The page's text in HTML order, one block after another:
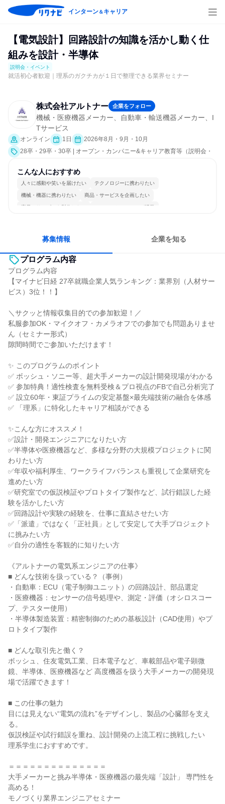
インターン＆キャリア
【電気設計】回路設計の知識を活かし動く仕
組みを設計・半導体
説明会・イベント
就活初心者歓迎｜理系のガクチカが１日で整理できる業界セミナー
株式会社アルトナー 企業をフォロー
機械・医療機器メーカー、自動車・輸送機器メーカー、I
Tサービス
オンライン 1日
2026年8月・9月・10月
28卒・29卒・30卒 | オープン・カンパニー&キャリア教育等（説明会・
こんな人におすすめ
人々に感動や笑いを届けたい テクノロジーに携わりたい
機械・機器に携わりたい 商品・サービスを企画したい
商品・サービスを製作したい コミュニケーションが活発
募集情報 企業を知る
プログラム内容
プログラム内容
【マイナビ日経 27卒就職企業人気ランキング：業界別（人材サー
ビス）3位！！】
＼サクッと情報収集目的での参加歓迎！／
私服参加OK・マイクオフ・カメラオフでの参加でも問題ありませ
ん（セミナー形式）
隙間時間でご参加いただけます！
✨ このプログラムのポイント
✅ ボッシュ・ソニー等、超大手メーカーの設計開発現場がわかる
✅ 参加特典！適性検査を無料受検＆プロ視点のFBで自己分析完了
✅ 設立60年・東証プライムの安定基盤×最先端技術の融合を体感
✅ 「理系」に特化したキャリア相談ができる
✨こんな方にオススメ！
✅設計・開発エンジニアになりたい方
✅半導体や医療機器など、多様な分野の大規模プロジェクトに関
わりたい方
✅年収や福利厚生、ワークライフバランスも重視して企業研究を
進めたい方
✅研究室での仮説検証やプロトタイプ製作など、試行錯誤した経
験を活かしたい方
✅回路設計や実験の経験を、仕事に直結させたい方
✅「派遣」ではなく「正社員」として安定して大手プロジェクト
に挑みたい方
✅自分の適性を客観的に知りたい方
《アルトナーの電気系エンジニアの仕事》
■ どんな技術を扱っている？（事例）
・自動車：ECU（電子制御ユニット）の回路設計、部品選定
・医療機器：センサーの信号処理や、測定・評価（オシロスコー
プ、テスター使用）
・半導体製造装置：精密制御のための基板設計（CAD使用）やプ
ロトタイプ製作
■ どんな取引先と働く？
ボッシュ、住友電気工業、日本電子など、車載部品や電子顕微
鏡、半導体、医療機器など 高度機器を扱う大手メーカーの開発現
場で活躍できます！
■ この仕事の魅力
目には見えない“電気の流れ”をデザインし、製品の心臓部を支え
る。
仮説検証や試行錯誤を重ね、設計開発の上流工程に挑戦したい
理系学生におすすめです。
＝＝＝＝＝＝＝＝＝＝＝＝＝＝
大手メーカーと挑み半導体・医療機器の最先端「設計」 専門性を
高める！
モノづくり業界エンジニアセミナー